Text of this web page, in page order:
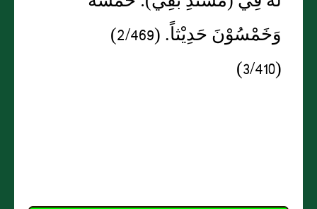
وَخَمْسُوْنَ حَدِيْثاً. (2/469)
(3/410)